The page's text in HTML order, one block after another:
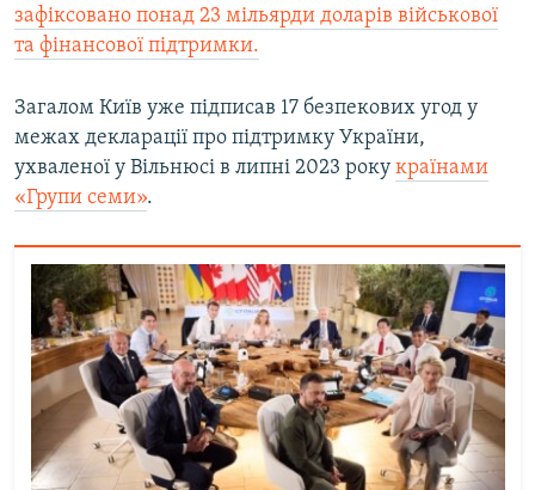
зафіксовано понад 23 мільярди доларів військової
та фінансової підтримки.
Загалом Київ уже підписав 17 безпекових угод у
межах декларації про підтримку України,
ухваленої у Вільнюсі в липні 2023 року країнами
«Групи семи».